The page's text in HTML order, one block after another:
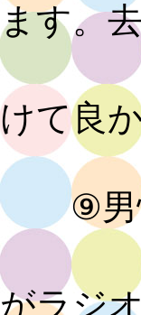
ます。
ことを
けて良
⑨男性
僕が卒
がラジ